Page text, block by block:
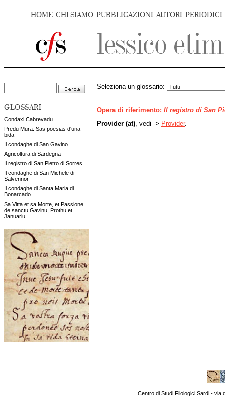
HOME CHI SIAMO PUBBLICAZIONI AUTORI PERIODICI
GLOSSARI
Condaxi Cabrevadu
Predu Mura. Sas poesias d'una
bida
Il condaghe di San Gavino
Agricoltura di Sardegna
Il registro di San Pietro di Sorres
Il condaghe di San Michele di
Salvennor
Il condaghe di Santa Maria di
Bonarcado
Sa Vitta et sa Morte, et Passione
de sanctu Gavinu, Prothu et
Januariu
Seleziona un glossario:
Opera di riferimento: Il registro di San
Provider (at) , vedi -> Provider.
Centro di Studi Filologici Sardi - via